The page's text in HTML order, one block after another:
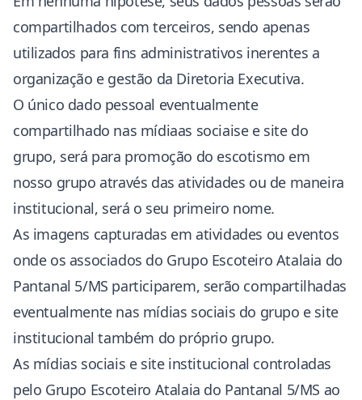
compartilhados com terceiros, sendo apenas
utilizados para fins administrativos inerentes a
organização e gestão da Diretoria Executiva.
O único dado pessoal eventualmente
compartilhado nas mídiaas sociaise e site do
grupo, será para promoção do escotismo em
nosso grupo através das atividades ou de maneira
institucional, será o seu primeiro nome.
As imagens capturadas em atividades ou eventos
onde os associados do Grupo Escoteiro Atalaia do
Pantanal 5/MS participarem, serão compartilhadas
eventualmente nas mídias sociais do grupo e site
institucional também do próprio grupo.
As mídias sociais e site institucional controladas
pelo Grupo Escoteiro Atalaia do Pantanal 5/MS ao